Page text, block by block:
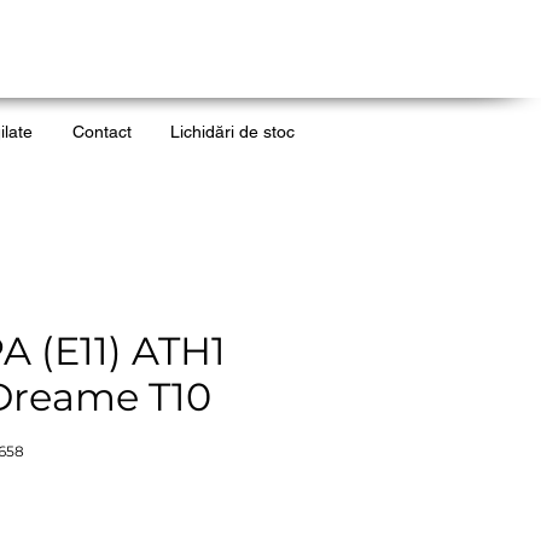
Contact Lichidări de stoc
(E11) ATH1
T10